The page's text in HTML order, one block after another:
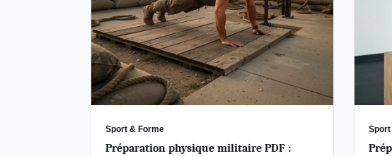
Sport & Forme
Préparation physique militaire PDF :